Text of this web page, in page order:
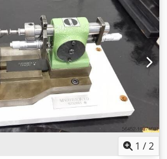
Efsfx Ab Sof -Standaard
Afmetingen: 390/140/H50 mm -
1 /2